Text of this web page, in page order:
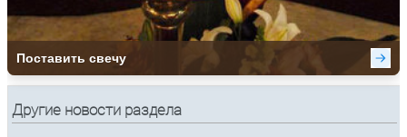
Другие новости раздела